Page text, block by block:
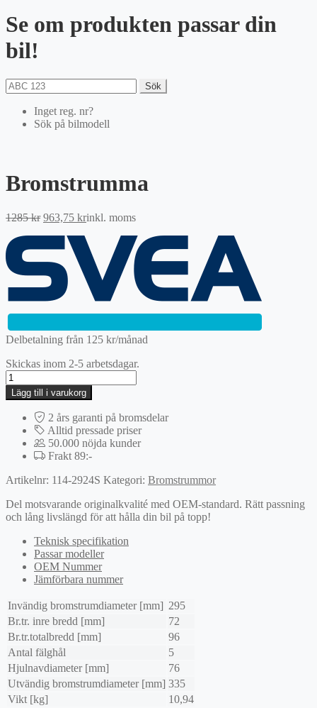
Se om produkten passar din
bil!
Sök
Inget reg. nr?
Sök på bilmodell
Bromstrumma
1285kr Det
1285 kr.
963,75 krDet
priset
är:
963,75 kr.
inkl. moms
Delbetalning från 125 kr/månad
Skickas inom 2-5 arbetsdagar.
Bromstrumma
mängd
Lägg till i varukorg
2 års garanti på bromsdelar
Alltid pressade priser
50.000 nöjda kunder
Frakt 89:-
Artikelnr: 114-2924S Kategori: Bromstrummor
Del motsvarande originalkvalité med OEM-standard. Rätt passning
och lång livslängd för att hålla din bil på topp!
Teknisk specifikation
Passar modeller
OEM Nummer
Jämförbara nummer
Invändig bromstrumdiameter [mm] 295
Br.tr. inre bredd [mm]
72
Br.tr.totalbredd [mm]
96
Antal fälghål
5
Hjulnavdiameter [mm]
76
Utvändig bromstrumdiameter [mm] 335
Vikt [kg]
10,94